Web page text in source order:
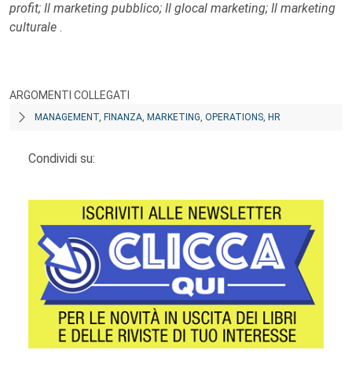
profit; Il marketing pubblico; Il glocal marketing; Il marketing
culturale .
ARGOMENTI COLLEGATI
MANAGEMENT, FINANZA, MARKETING, OPERATIONS, HR
Condividi su: